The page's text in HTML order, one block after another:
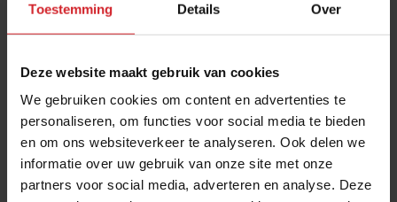
Toestemming Details Over
Deze website maakt gebruik van cookies
We gebruiken cookies om content en advertenties te
personaliseren, om functies voor social media te bieden
en om ons websiteverkeer te analyseren. Ook delen we
informatie over uw gebruik van onze site met onze
partners voor social media, adverteren en analyse. Deze
Het interieur van V
De V in de naam staat voor de vijf zintuigen die in de
zaak geprikkeld worden:
De tong bij het proeven van de gerechten en